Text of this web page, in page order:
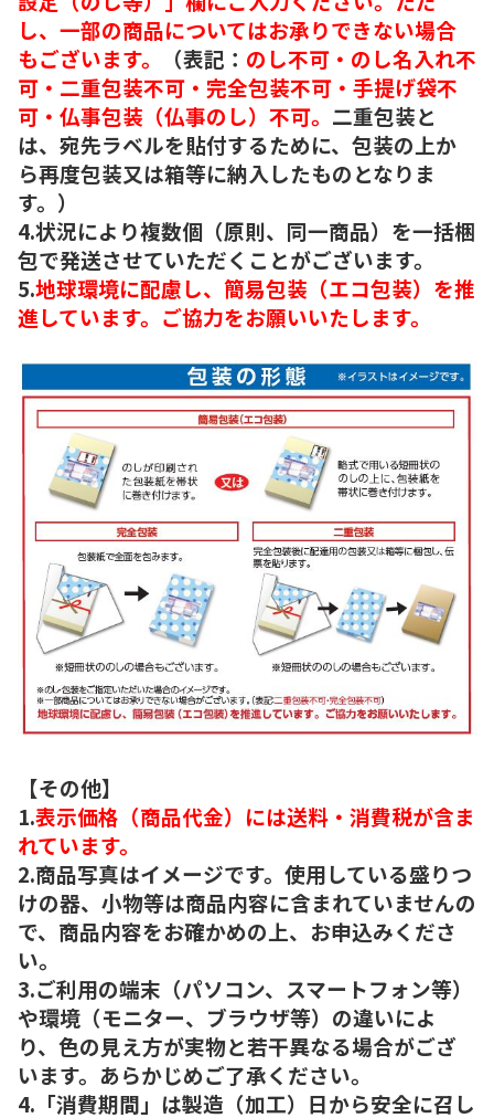
し、一部の商品についてはお承りできない場合
もございます。
（表記： のし不可・のし名入れ不
可・二重包装不可・完全包装不可・手提げ袋不
可・仏事包装（仏事のし）不可。 二重包装と
は、宛先ラベルを貼付するために、包装の上か
ら再度包装又は箱等に納入したものとなりま
す。）
4.状況により複数個（原則、同一商品）を一括梱
包で発送させていただくことがございます。
5.地球環境に配慮し、簡易包装（エコ包装）を推
進しています。ご協力をお願いいたします。
【その他】
1.表示価格（商品代金）には送料・消費税が含ま
れています。
2.商品写真はイメージです。使用している盛りつ
けの器、小物等は商品内容に含まれていませんの
で、商品内容をお確かめの上、お申込みくださ
い。
3.ご利用の端末（パソコン、スマートフォン等）
や環境（モニター、ブラウザ等）の違いによ
り、色の見え方が実物と若干異なる場合がござ
います。あらかじめご了承ください。
4.「消費期間」は製造（加工）日から安全に召し